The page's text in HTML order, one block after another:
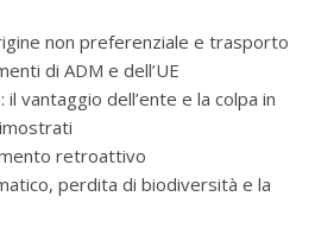
non preferenziale e trasporto
di ADM e dell’UE
il vantaggio dell’ente e la colpa in
retroattivo
perdita di biodiversità e la